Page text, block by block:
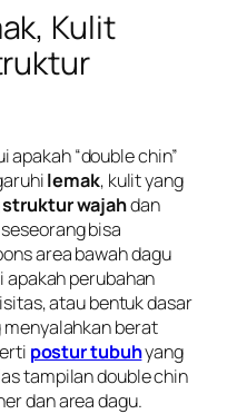
Kulit
“double chin”
lemak, kulit yang
struktur wajahdan
bisa
area bawah dagu
apakah perubahan
atau bentuk dasar
berat
postur tubuhyang
tampilan double chin
dan area dagu.